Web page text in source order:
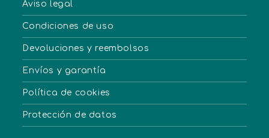
Aviso legal
Condiciones de uso
Devoluciones y reembolsos
Envíos y garantía
Política de cookies
Protección de datos